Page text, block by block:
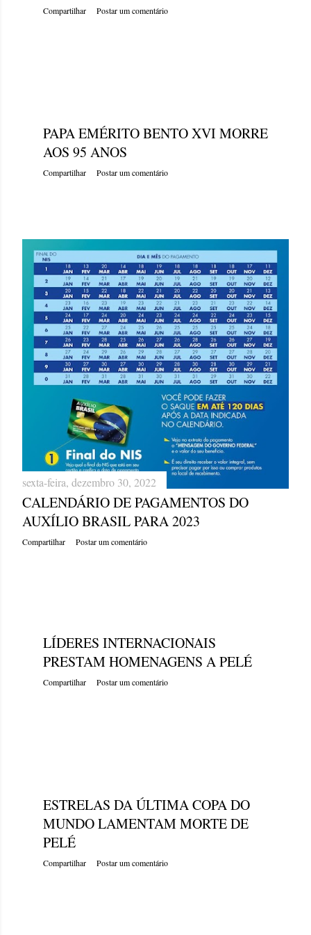
Compartilhar Postar um comentário
PAPA EMÉRITO BENTO XVI MORRE
AOS 95 ANOS
Compartilhar Postar um comentário
sexta-feira, dezembro 30, 2022
CALENDÁRIO DE PAGAMENTOS DO
AUXÍLIO BRASIL PARA 2023
Compartilhar Postar um comentário
LÍDERES INTERNACIONAIS
PRESTAM HOMENAGENS A PELÉ
Compartilhar Postar um comentário
ESTRELAS DA ÚLTIMA COPA DO
MUNDO LAMENTAM MORTE DE
PELÉ
Compartilhar Postar um comentário